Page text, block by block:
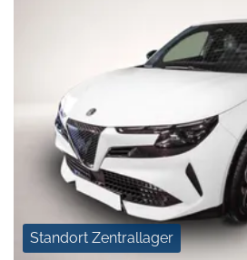
Standort Zentrallager